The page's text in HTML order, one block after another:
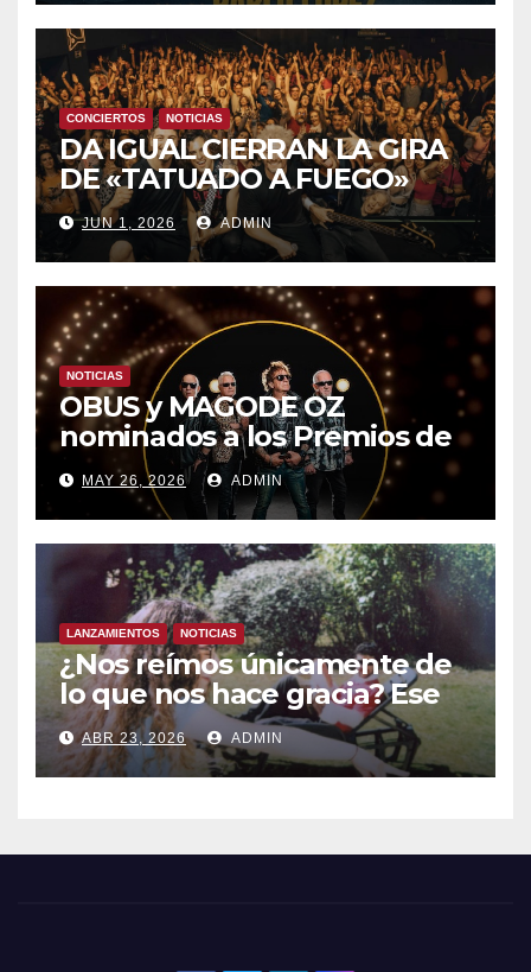
CONCIERTOS NOTICIAS
DA IGUAL CIERRAN LA GIRA
DE «TATUADO A FUEGO»
CON UN LLENO EN LA SALA
DEL MOVISTAR ARENA DE
MADRID
JUN 1, 2026 ADMIN
NOTICIAS
OBUS y MAGODE OZ
nominados a los Premios de
la Academia de la Música de
España- Esta noche en La 2
MAY 26, 2026 ADMIN
LANZAMIENTOS NOTICIAS
¿Nos reímos únicamente de
lo que nos hace gracia? Ese
chiste ya me lo has contado,
el nuevo single de JUAN
ANSELMO
ABR 23, 2026 ADMIN